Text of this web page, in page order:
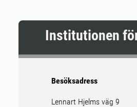
Institutionen
Besöksadress
Lennart Hjelms väg 9